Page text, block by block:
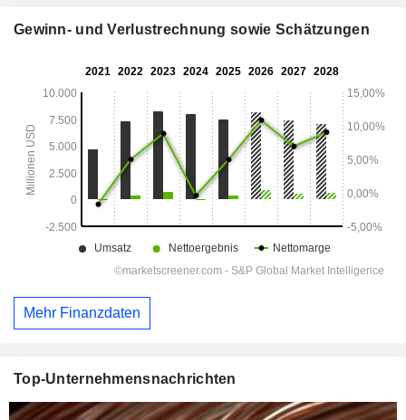
Gewinn- und Verlustrechnung sowie Schätzungen
Mehr Finanzdaten
Top-Unternehmensnachrichten